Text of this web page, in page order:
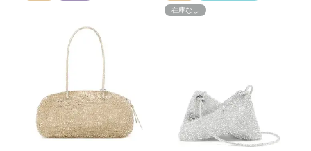
在庫なし